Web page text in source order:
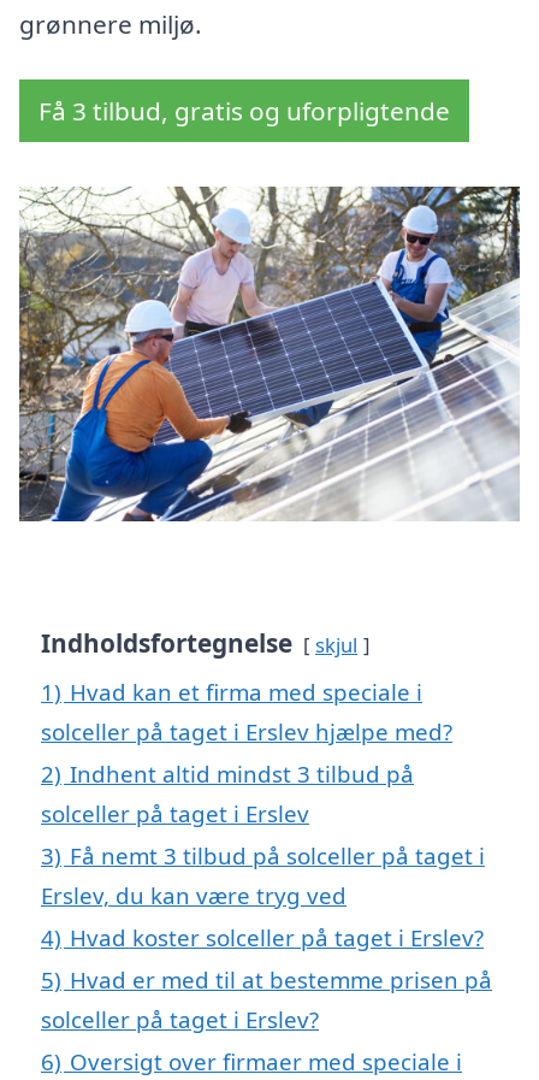
grønnere miljø.
Få 3 tilbud, gratis og uforpligtende
Indholdsfortegnelse skjul
1) Hvad kan et firma med speciale i
solceller på taget i Erslev hjælpe med?
2) Indhent altid mindst 3 tilbud på
solceller på taget i Erslev
3) Få nemt 3 tilbud på solceller på taget i
Erslev, du kan være tryg ved
4) Hvad koster solceller på taget i Erslev?
5) Hvad er med til at bestemme prisen på
solceller på taget i Erslev?
6) Oversigt over firmaer med speciale i